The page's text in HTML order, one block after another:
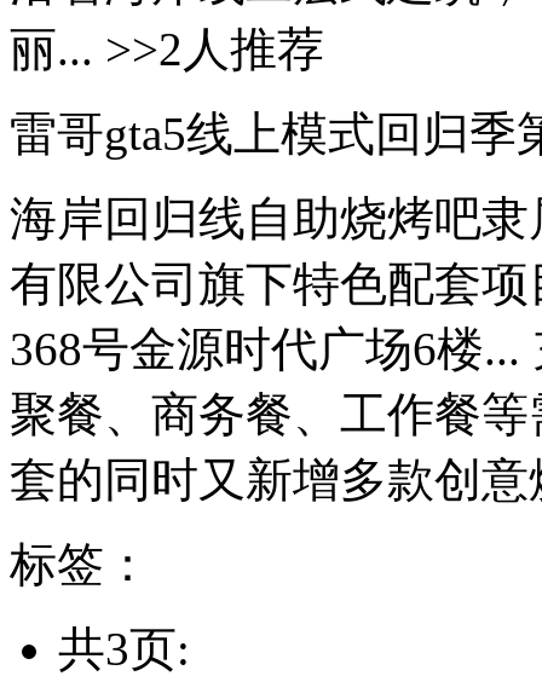
丽... >>2人推荐
雷哥gta5线上模式回归季
海岸回归线自助烧烤吧
有限公司旗下特色配套
368号金源时代广场6楼
聚餐、商务餐、工作餐
套的同时又新增多款创
标签：
共3页: